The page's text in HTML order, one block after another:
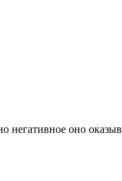
негативное оно